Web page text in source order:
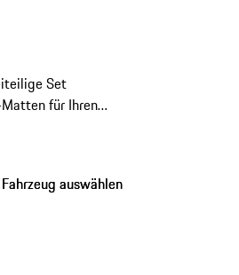
Set
für Ihren
hohem Rand für
Kompatibel
Fahrzeug auswählen
Fahrzeug auswählen